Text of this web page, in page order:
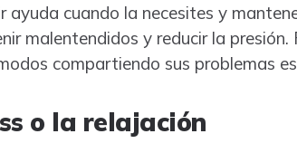
ayuda cuando la necesites y
malentendidos y reducir la
compartiendo sus problemas
o la relajación